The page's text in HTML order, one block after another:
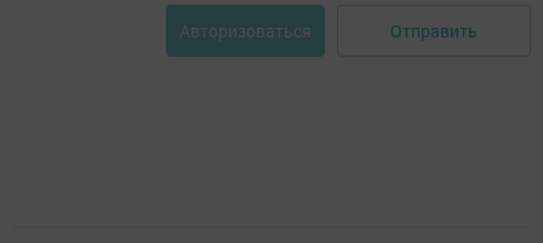
Авторизоваться Отправить